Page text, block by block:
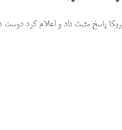
پاسخ مثبت داد و اعلام کرد دوست